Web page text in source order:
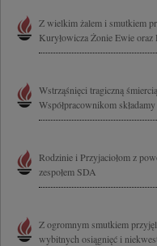
Z wielkim żalem i smutkiem
Kuryłowicza Żonie Ewie oraz
Wstrząśnięci tragiczną
Współpracownikom składamy
Rodzinie i Przyjaciołom z
zespołem SDA
Z ogromnym smutkiem
wybitnych osiągnięć i